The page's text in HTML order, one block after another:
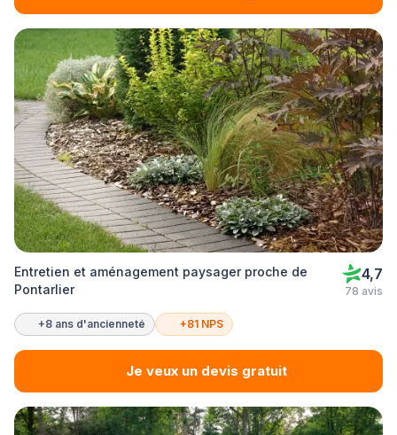
Entretien et aménagement paysager proche de
Pontarlier
4,7
78 avis
+8 ans d'ancienneté +81 NPS
Je veux un devis gratuit